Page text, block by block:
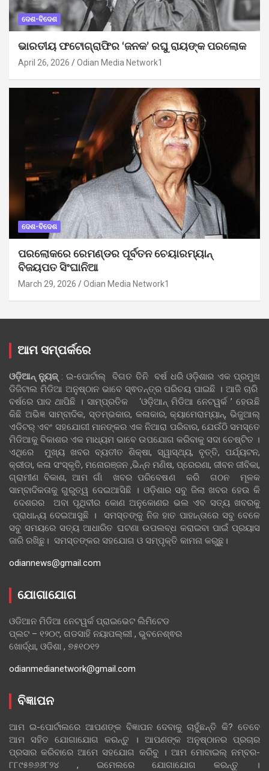
ଦେଶ-ବିଦେଶ
ଭାରତୀୟ ଫଟୋଗ୍ରାଫିର ‘ଜନକ’ ରଘୁ ରାୟଙ୍କ ପରଲୋକ
April 26, 2026 Odian Media Network1
ଦେଶ-ବିଦେଶ
ପରଲୋକରେ ରେମଣ୍ଡର ପୂର୍ବତନ ଚେୟାରମ୍ୟାନ୍
ବିଜୟପତ ସିଂଘାନିଆ
March 29, 2026 Odian Media Network1
ଆମ ସମ୍ପର୍କରେ
ଓଡ଼ିଆନ୍‍ ନ୍ୟୁଜ୍‍: ଇ-ପୋର୍ଟାଲ୍ ବିଗତ ତିନି ବର୍ଷ ଧରି ଓଡ଼ିଶାର ଏକ ପ୍ରମୁଖ
ଡିଜିଟାଲ ମିଡିଆ ଅନୁଷ୍ଠାନ ଭାବେ ସ୍ଵତନ୍ତ୍ର ପରିଚୟ ପାଇଛି । ଆଜି ଚାରି
ବର୍ଷରେ ପାଦ ଥାପିଛି । ସାମ୍ପ୍ରତିକ ‘ଓଡ଼ିଆନ୍‍ ମିଡିଆ ନେଟୱର୍କ ’ ହେଉଛି
କିଛି ଅଭିଜ୍ଞ ସାମ୍ବାଦିକ, ସ୍ତମ୍ଭକାର, କଳାକାର, କ୍ୟାମେରାମ୍ୟାନ୍, ଭିଜୁଆଲ୍
ଏଡିଟର୍ ଏବଂ ସହଯୋଗୀ ମାନଙ୍କର ଏକ ନିଆରା ପରିବାର, ଯେଉଁଠି ସମସ୍ତେ
ମିଡିଆକୁ ବିକାଶର ଏକ ମାଧ୍ୟମ ଭାବେ ଉପଯୋଗ କରିବାକୁ ସଦା ଚେଷ୍ଟିତ ।
ଏଥିରେ ମୁଖ୍ୟ ଖବର ବ୍ୟତୀତ ଶିକ୍ଷା, ସ୍ୱାସ୍ଥ୍ୟ, ବୃତ୍ତି, ପର୍ଯ୍ୟଟନ,
କ୍ରୀଡା, କଳା ସଂସ୍କୃତି, ମନୋରଞ୍ଜନ ,ଭିନ୍ନ ମଣିଷ, ପ୍ରେରଣା, ଜୀବନ ଜୀବିକା,
ଗ୍ରାମୀଣ ବିକାଶ, ଆମ ଗାଁ ଖବର ପରିବେଷଣ କରି ଗଠନ ମୂଳକ
ସାମ୍ବାଦିକତାକୁ ଗୁରୁତ୍ୱ ଦେଇଆସିଛି । ଓଡ଼ିଶାର ସବୁ ଜିଲା ଖବର ହେଉ କି
ଦେଶରର ଅବା ପୃଥିବୀର କୋଣ ଅନୁକୋଣର ଭଲ ଏବ ସତ୍ୟ ଖବରକୁ
ପ୍ରାଧାନ୍ୟ ଦେଇଆସୁଛି । ସମସ୍ତଙ୍କୁ ନିଜ ହାତ ପାହାନ୍ତାରେ ସବୁ ବେଳେ
ସବୁ ସମୟରେ ସତ୍ୟ ଆଧାରିତ ଘଟଣା ଉପଲବ୍ଧ କରାଇବା ପାଇଁ ପ୍ରୟାସ
ଜାରି ରଖିଛୁ। ସମସ୍ତଙ୍କର ସହଯୋଗ ଓ ସମ୍ପୃକ୍ତି କାମନା କରୁଛୁ।
odiannews@gmail.com
ଯୋଗାଯୋଗ
ଓଡିଆନ ମିଡିଆ ନେଟୱର୍କ ପ୍ରାଇଭେଟ ଲିମିଟେଡ
ପ୍ଲଟ – ୧୨୦୯, ଗଡସାହି ନୟାପଲ୍ଲୀ , ଭୁବନେଶ୍ଵର
ଖୋର୍ଦ୍ଧା, ଓଡିଶା , ୭୫୧୦୧୨
odianmedianetwork@gmail.com
ବିଜ୍ଞାପନ
ଆମ ଇ-ପୋର୍ଟାଲରେ ଆପଣଙ୍କ ବିଜ୍ଞାପନ ଦେବାକୁ ଚାହୁଁଛନ୍ତି କି? ତେବେ
ଆମ ସହିତ ଯୋଗାଯୋଗ କରନ୍ତୁ । ଆପଣଙ୍କ ଅନୁଷ୍ଠାନର ପ୍ରଚାର
ପ୍ରସାର କରିବାରେ ଆମେ ସହଯୋଗ କରିବୁ । ଆମ ମୋବାଇଲ୍ ନମ୍ବର-
୮୮୯୫୭୬୬୮୨୪ , ଇମେଲରେ ଯୋଗାଯୋଗ କରନ୍ତୁ ।